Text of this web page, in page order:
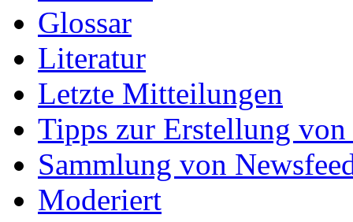
Glossar
Literatur
Letzte Mitteilungen
Tipps zur Erstellung
Sammlung von
Moderiert